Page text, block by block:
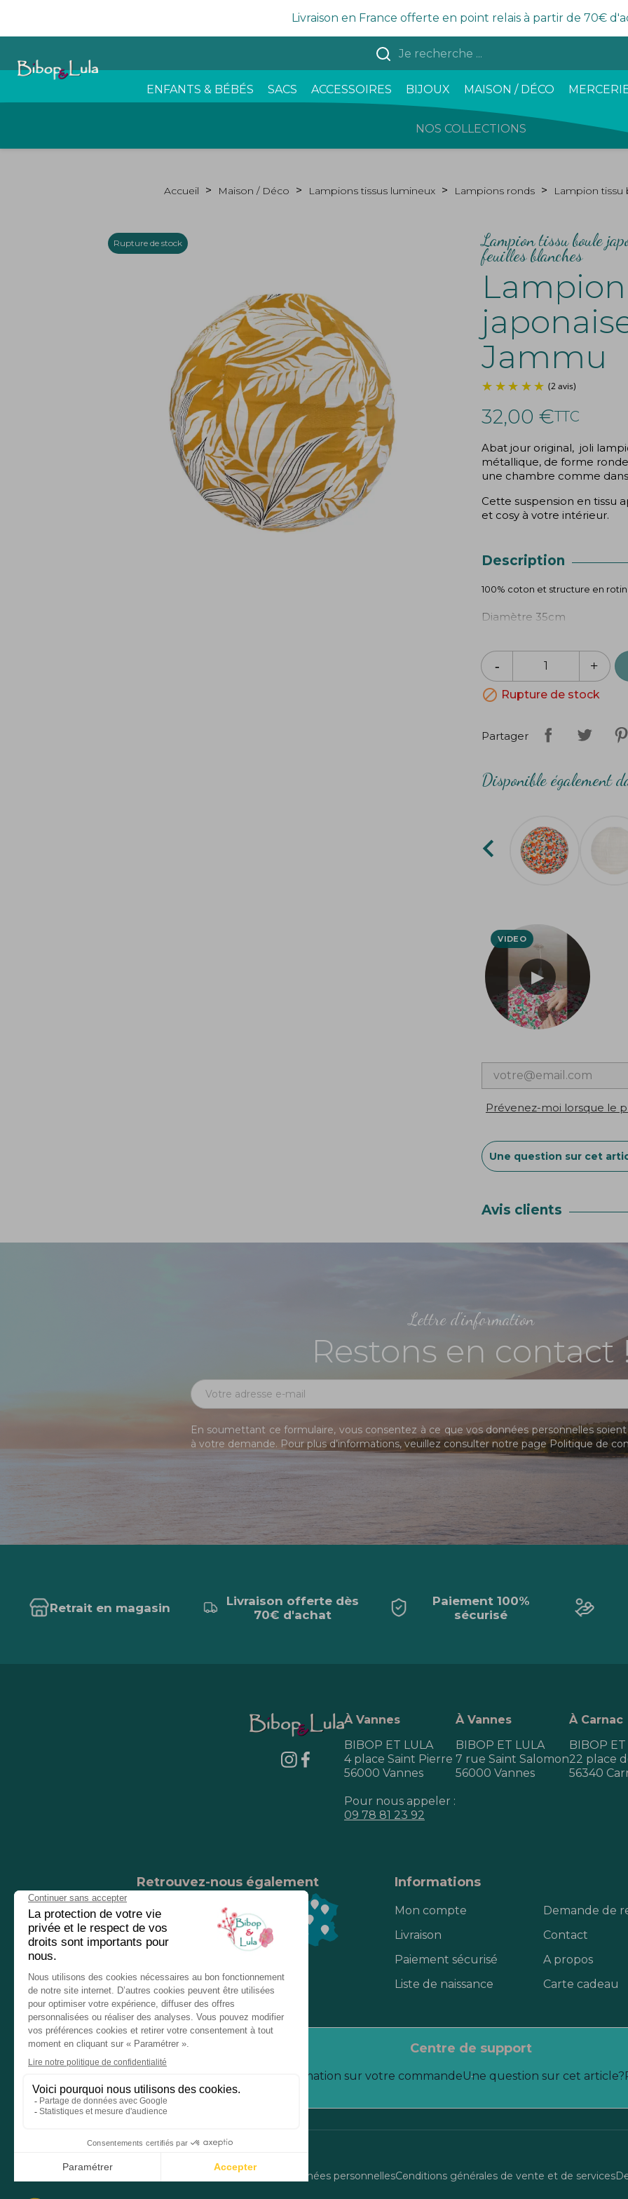
Livraison en France offerte en point relais à partir de 70€
ENFANTS & BÉBÉS SACS ACCESSOIRES BIJOUX MAISON / DÉCO
NOS COLLECTIONS
Accueil Maison / Déco Lampions tissus lumineux Lampions ronds Lampion tissu
Rupture de stock Lampion tissu boule
feuilles blanches
Jammu
32,00 €TTC
Abat jour original, joli
métallique, de forme
une chambre comme
Cette suspension en tissu
et cosy à votre intérieur.
Description
100% coton et structure en rotin
Diamètre 35cm
Ampoule 60W max ou
CréationBibop & Lula
 Rupture de stock
Partager
Disponible également

Prévenez-moi lorsque le
Une question sur cet
Avis clients
Lettre d'information
Restons en contact !
En soumettant ce formulaire, vous consentez à ce que vos données personnelles
à votre demande. Pour plus d’informations, veuillez consulter notre pagePolitique de
Retrait en magasin
Livraison offerte dès
70€ d'achat
Paiement 100%
sécurisé
À Vannes
BIBOP ET LULA
4 place Saint Pierre
56000 Vannes
Pour nous appeler :
09 78 81 23 92
À Vannes
BIBOP ET LULA
7 rue Saint Salomon
56000 Vannes
À Carnac
BIBOP ET
22 place
56340
Retrouvez-nous également
Nos magasins
Chez nos revendeurs
Informations
Mon compte
Livraison
Paiement sécurisé
Liste de naissance
Demande de
Contact
A propos
Carte cadeau
centre de support
Information sur votre commandeUne question sur cet article?
Mentions légales Données personnellesConditions générales de vente et de services